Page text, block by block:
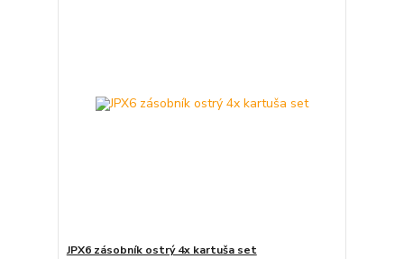
JPX6 zásobník ostrý 4x kartuša set